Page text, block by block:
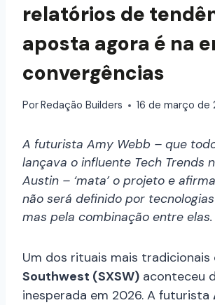
relatórios de
aposta agora é na
convergências
PorRedação Builders 16 de março de
A futurista Amy Webb – que
lançava o influente Tech Trends
Austin – ‘mata’ o projeto e
não será definido por
mas pela combinação entre elas.
Um dos rituais mais tradicionais
Southwest (SXSW) aconteceu
inesperada em 2026. A futurista